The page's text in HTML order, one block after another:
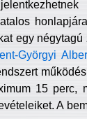
egy
Györgyi
15
A